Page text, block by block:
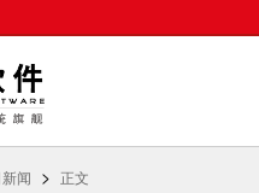
闻 > 正文